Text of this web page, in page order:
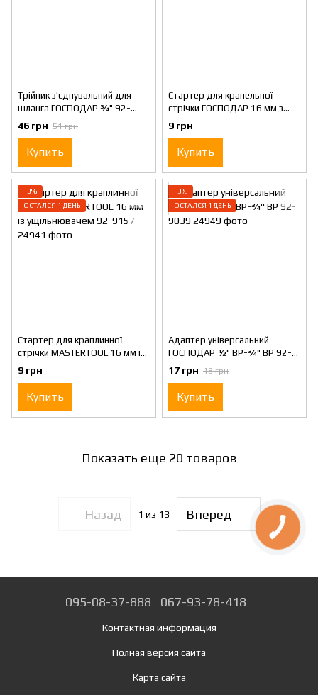
Трійник з'єднувальний для
шланга ГОСПОДАР ¾" 92-
9060
46 грн 51 грн
Купить
Стартер для крапельної
стрічки ГОСПОДАР 16 мм з
підтиском 92-9156
9 грн
Купить
−3%
ОСТАЛСЯ 1 ДЕНЬ
Стартер для краплинної
стрічки MASTERTOOL 16 мм із
ущільнювачем 92-9157
9 грн
Купить
−3%
ОСТАЛСЯ 1 ДЕНЬ
Адаптер універсальний
ГОСПОДАР ½" ВР-¾" ВР 92-
9039
17 грн 18 грн
Купить
Показать еще 20 товаров
Назад 1 из 13 Вперед
095-08-37-888 067-93-78-418
Контактная информация
Полная версия сайта
Карта сайта